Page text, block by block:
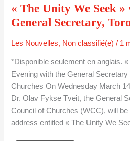
« The Unity We Seek
General Secretary,
Les Nouvelles, Non classifié(e) / 1
*Disponible seulement en anglais.
Evening with the General
Churches On Wednesday March
Dr. Olav Fykse Tveit, the General
Council of Churches (WCC), will
address entitled « The Unity We
TORONTO,
ON